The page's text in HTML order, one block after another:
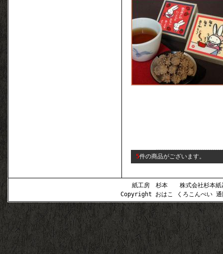
5件の商品がございます。
紙工房 杉本 株式会社杉本紙
Copyright おはこ くろこんぺい